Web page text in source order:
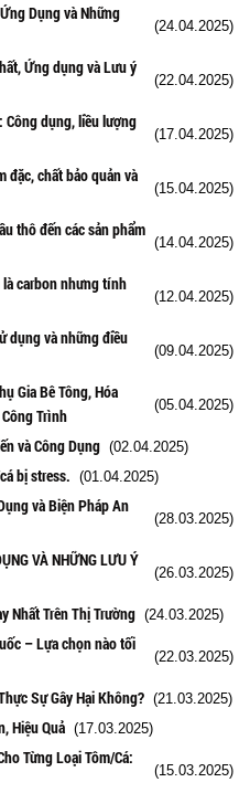
Dụng và Những
(24.04.2025)
Ứng dụng và Lưu ý
(22.04.2025)
dụng, liều lượng
(17.04.2025)
đặc, chất bảo quản và
(15.04.2025)
thô đến các sản phẩm
(14.04.2025)
carbon nhưng tính
(12.04.2025)
dụng và những điều
(09.04.2025)
Gia Bê Tông, Hóa
Trình
(05.04.2025)
và Công Dụng (02.04.2025)
bị stress. (01.04.2025)
và Biện Pháp An
(28.03.2025)
VÀ NHỮNG LƯU Ý
(26.03.2025)
Nhất Trên Thị Trường (24.03.2025)
– Lựa chọn nào tối
(22.03.2025)
Sự Gây Hại Không? (21.03.2025)
Hiệu Quả (17.03.2025)
Từng Loại Tôm/Cá:
(15.03.2025)